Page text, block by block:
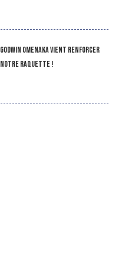
Godwin Omenaka vient renforcer
notre raquette !